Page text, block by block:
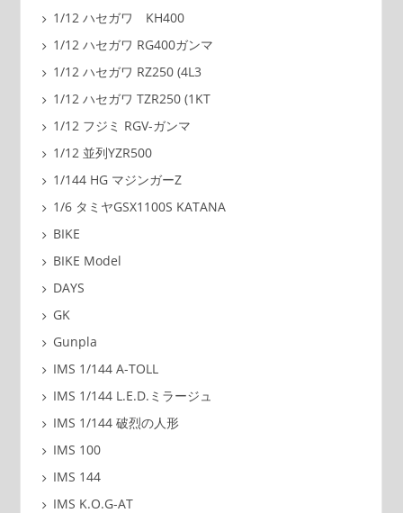
1/12 ハセガワ KH400
1/12 ハセガワ RG400ガンマ
1/12 ハセガワ RZ250 (4L3
1/12 ハセガワ TZR250 (1KT
1/12 フジミ RGV-ガンマ
1/12 並列YZR500
1/144 HG マジンガーZ
1/6 タミヤGSX1100S KATANA
BIKE
BIKE Model
DAYS
GK
Gunpla
IMS 1/144 A-TOLL
IMS 1/144 L.E.D.ミラージュ
IMS 1/144 破烈の人形
IMS 100
IMS 144
IMS K.O.G-AT